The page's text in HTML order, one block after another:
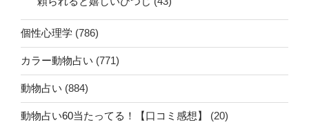
個性心理学 (786)
カラー動物占い (771)
動物占い (884)
動物占い60当たってる！【口コミ感想】 (20)